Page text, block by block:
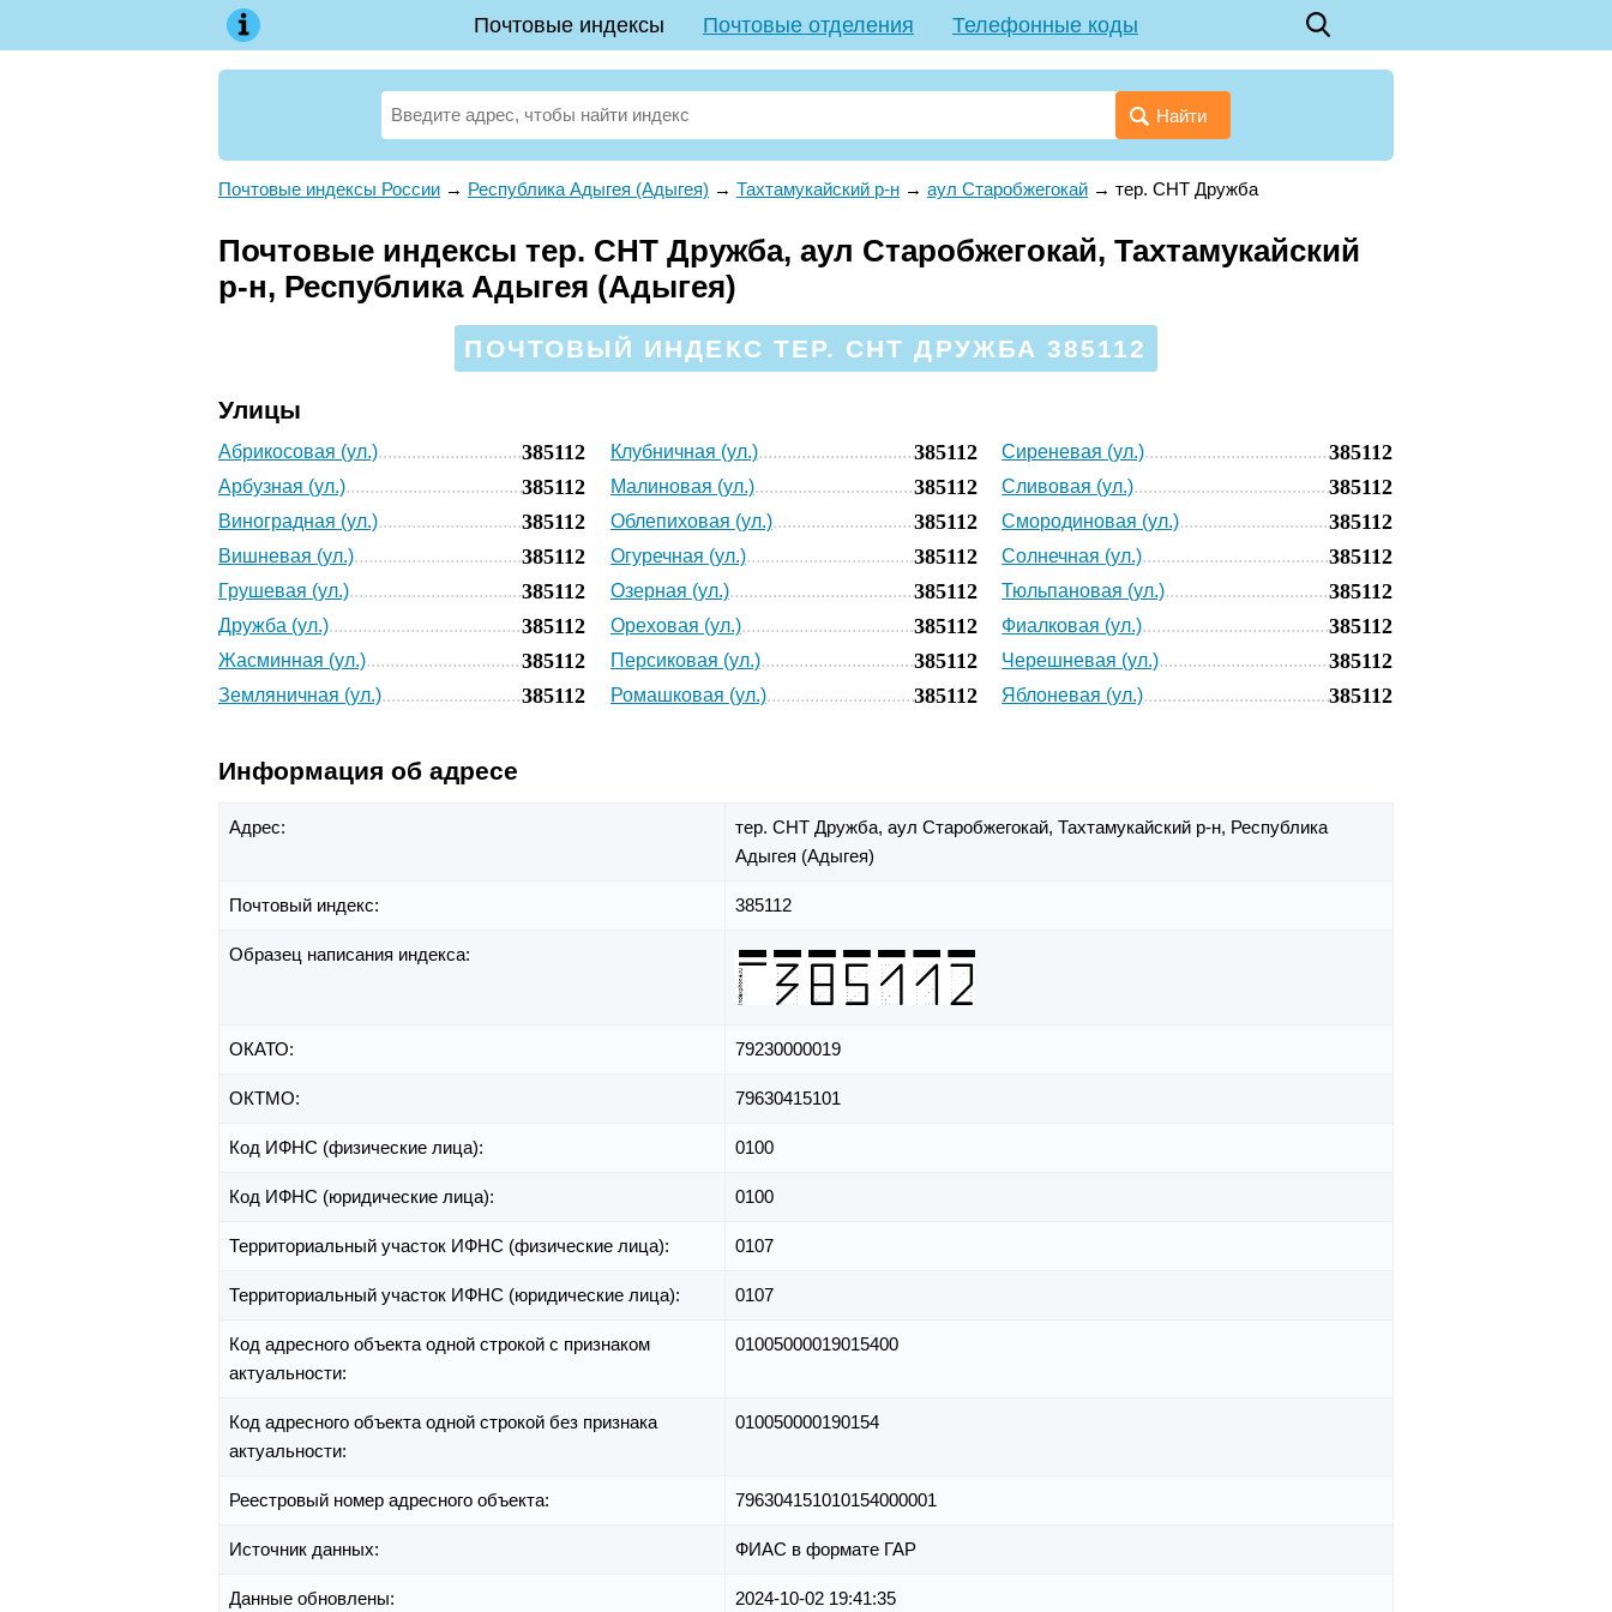
Почтовые индексы Почтовые отделения Телефонные коды
Найти
Почтовые индексы России → Республика Адыгея (Адыгея) → Тахтамукайский р-н → аул Старобжегокай → тер. СНТ Дружба
Почтовые индексы тер. СНТ Дружба, аул Старобжегокай, Тахтамукайский
р-н, Республика Адыгея (Адыгея)
ПОЧТОВЫЙ ИНДЕКС ТЕР. СНТ ДРУЖБА 385112
Улицы
Абрикосовая (ул.) 385112
Арбузная (ул.) 385112
Виноградная (ул.) 385112
Вишневая (ул.) 385112
Грушевая (ул.) 385112
Дружба (ул.) 385112
Жасминная (ул.) 385112
Земляничная (ул.) 385112
Клубничная (ул.) 385112
Малиновая (ул.) 385112
Облепиховая (ул.) 385112
Огуречная (ул.) 385112
Озерная (ул.) 385112
Ореховая (ул.) 385112
Персиковая (ул.) 385112
Ромашковая (ул.) 385112
Сиреневая (ул.) 385112
Сливовая (ул.) 385112
Смородиновая (ул.) 385112
Солнечная (ул.) 385112
Тюльпановая (ул.) 385112
Фиалковая (ул.) 385112
Черешневая (ул.) 385112
Яблоневая (ул.) 385112
Информация об адресе
Адрес: тер. СНТ Дружба, аул Старобжегокай, Тахтамукайский р-н, Республика
Адыгея (Адыгея)
Почтовый индекс: 385112
Образец написания индекса:
ОКАТО: 79230000019
ОКТМО: 79630415101
Код ИФНС (физические лица): 0100
Код ИФНС (юридические лица): 0100
Территориальный участок ИФНС (физические лица): 0107
Территориальный участок ИФНС (юридические лица): 0107
Код адресного объекта одной строкой с признаком
актуальности:
01005000019015400
Код адресного объекта одной строкой без признака
актуальности:
010050000190154
Реестровый номер адресного объекта: 796304151010154000001
Источник данных: ФИАС в формате ГАР
Данные обновлены: 2024-10-02 19:41:35